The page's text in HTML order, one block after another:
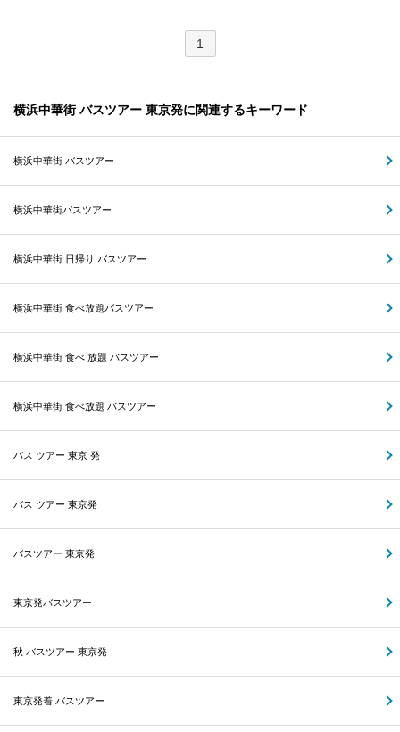
1
横浜中華街 バスツアー 東京発に関連するキーワード
横浜中華街 バスツアー
横浜中華街バスツアー
横浜中華街 日帰り バスツアー
横浜中華街 食べ放題バスツアー
横浜中華街 食べ 放題 バスツアー
横浜中華街 食べ放題 バスツアー
バス ツアー 東京 発
バス ツアー 東京発
バスツアー 東京発
東京発バスツアー
秋 バスツアー 東京発
東京発着 バスツアー